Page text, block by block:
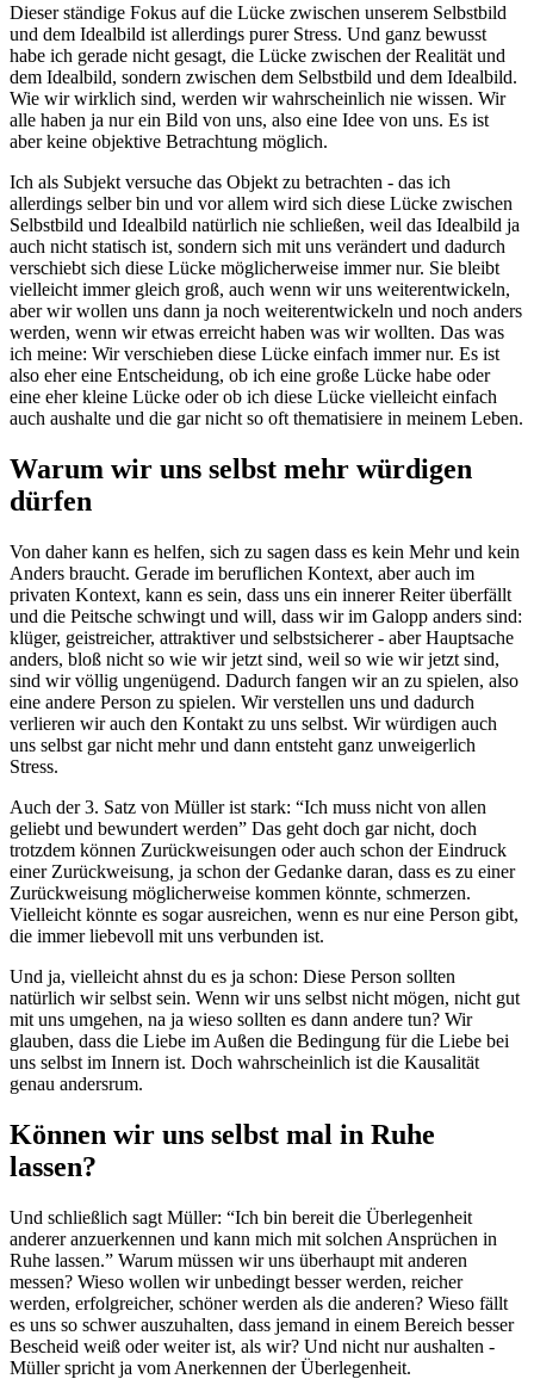
Dieser ständige Fokus auf die Lücke zwischen unserem Selbstbild
und dem Idealbild ist allerdings purer Stress. Und ganz bewusst
habe ich gerade nicht gesagt, die Lücke zwischen der Realität und
dem Idealbild, sondern zwischen dem Selbstbild und dem Idealbild.
Wie wir wirklich sind, werden wir wahrscheinlich nie wissen. Wir
alle haben ja nur ein Bild von uns, also eine Idee von uns. Es ist
aber keine objektive Betrachtung möglich.
Ich als Subjekt versuche das Objekt zu betrachten - das ich
allerdings selber bin und vor allem wird sich diese Lücke zwischen
Selbstbild und Idealbild natürlich nie schließen, weil das Idealbild ja
auch nicht statisch ist, sondern sich mit uns verändert und dadurch
verschiebt sich diese Lücke möglicherweise immer nur. Sie bleibt
vielleicht immer gleich groß, auch wenn wir uns weiterentwickeln,
aber wir wollen uns dann ja noch weiterentwickeln und noch anders
werden, wenn wir etwas erreicht haben was wir wollten. Das was
ich meine: Wir verschieben diese Lücke einfach immer nur. Es ist
also eher eine Entscheidung, ob ich eine große Lücke habe oder
eine eher kleine Lücke oder ob ich diese Lücke vielleicht einfach
auch aushalte und die gar nicht so oft thematisiere in meinem Leben.
Warum wir uns selbst mehr würdigen
dürfen
Von daher kann es helfen, sich zu sagen dass es kein Mehr und kein
Anders braucht. Gerade im beruflichen Kontext, aber auch im
privaten Kontext, kann es sein, dass uns ein innerer Reiter überfällt
und die Peitsche schwingt und will, dass wir im Galopp anders sind:
klüger, geistreicher, attraktiver und selbstsicherer - aber Hauptsache
anders, bloß nicht so wie wir jetzt sind, weil so wie wir jetzt sind,
sind wir völlig ungenügend. Dadurch fangen wir an zu spielen, also
eine andere Person zu spielen. Wir verstellen uns und dadurch
verlieren wir auch den Kontakt zu uns selbst. Wir würdigen auch
uns selbst gar nicht mehr und dann entsteht ganz unweigerlich
Stress.
Auch der 3. Satz von Müller ist stark: “Ich muss nicht von allen
geliebt und bewundert werden” Das geht doch gar nicht, doch
trotzdem können Zurückweisungen oder auch schon der Eindruck
einer Zurückweisung, ja schon der Gedanke daran, dass es zu einer
Zurückweisung möglicherweise kommen könnte, schmerzen.
Vielleicht könnte es sogar ausreichen, wenn es nur eine Person gibt,
die immer liebevoll mit uns verbunden ist.
Und ja, vielleicht ahnst du es ja schon: Diese Person sollten
natürlich wir selbst sein. Wenn wir uns selbst nicht mögen, nicht gut
mit uns umgehen, na ja wieso sollten es dann andere tun? Wir
glauben, dass die Liebe im Außen die Bedingung für die Liebe bei
uns selbst im Innern ist. Doch wahrscheinlich ist die Kausalität
genau andersrum.
Können wir uns selbst mal in Ruhe
lassen?
Und schließlich sagt Müller: “Ich bin bereit die Überlegenheit
anderer anzuerkennen und kann mich mit solchen Ansprüchen in
Ruhe lassen.” Warum müssen wir uns überhaupt mit anderen
messen? Wieso wollen wir unbedingt besser werden, reicher
werden, erfolgreicher, schöner werden als die anderen? Wieso fällt
es uns so schwer auszuhalten, dass jemand in einem Bereich besser
Bescheid weiß oder weiter ist, als wir? Und nicht nur aushalten -
Müller spricht ja vom Anerkennen der Überlegenheit.